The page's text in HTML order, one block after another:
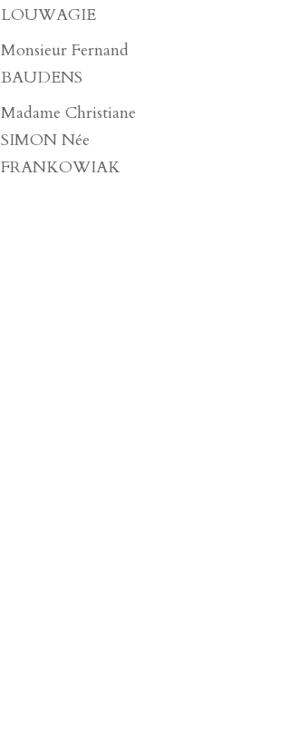
LOUWAGIE
Monsieur Fernand
BAUDENS
Madame Christiane
SIMON Née
FRANKOWIAK